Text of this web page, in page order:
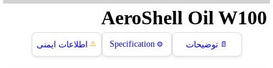
AeroShell Oil W100
📄 توضیحات ⚙️
Specification
⚠️ اطلاعات ایمنی